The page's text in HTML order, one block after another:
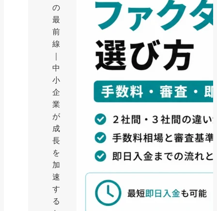
の
最
前
線
中
小
企
業
が
成
長
を
加
速
す
る